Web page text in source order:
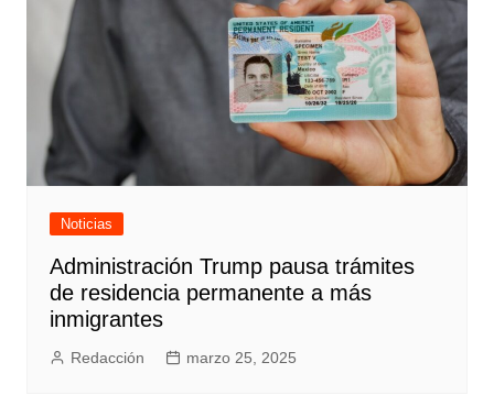
Noticias
Administración Trump pausa trámites
de residencia permanente a más
inmigrantes
Redacción marzo 25, 2025